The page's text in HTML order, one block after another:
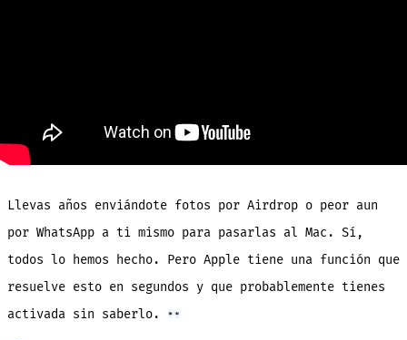
Llevas años enviándote fotos por Airdrop o peor aun
por WhatsApp a ti mismo para pasarlas al Mac. Sí,
todos lo hemos hecho. Pero Apple tiene una función que
resuelve esto en segundos y que probablemente tienes
activada sin saberlo.